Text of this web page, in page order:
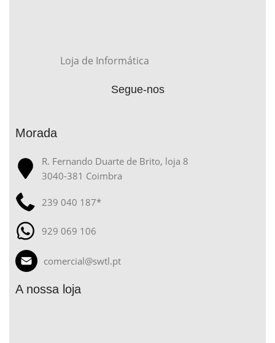
Loja de Informática
Segue-nos
Morada
R. Fernando Duarte de Brito, loja 8
3040-381 Coimbra
239 040 187*
929 069 106
comercial@swtl.pt
A nossa loja